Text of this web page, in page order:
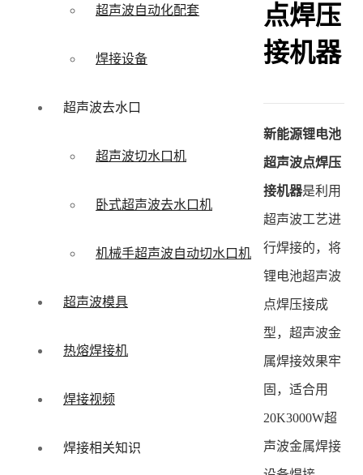
超声波自动化配套
焊接设备
超声波去水口
超声波切水口机
卧式超声波去水口机
机械手超声波自动切水口机
超声波模具
热熔焊接机
焊接视频
焊接相关知识
点焊压
接机器
新能源锂电池
超声波点焊压
接机器是利用
超声波工艺进
行焊接的，将
锂电池超声波
点焊压接成
型，超声波金
属焊接效果牢
固，适合用
20K3000W超
声波金属焊接